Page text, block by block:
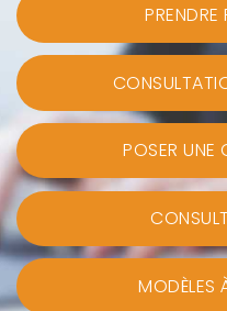
POSER UNE
MODÈLES